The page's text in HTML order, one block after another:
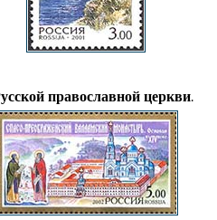
православной церкви.